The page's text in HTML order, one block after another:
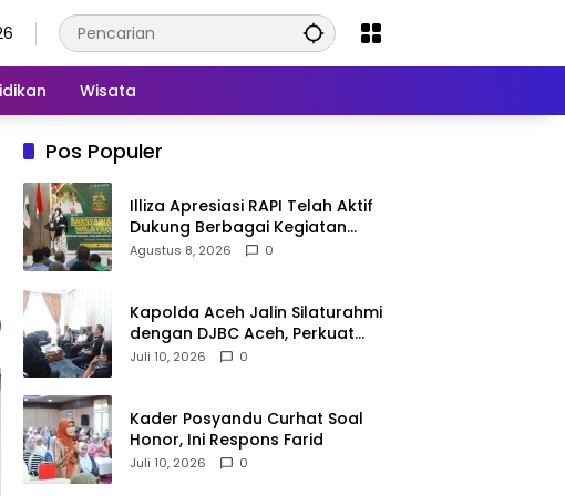
Wisata
Pos Populer
Illiza Apresiasi RAPI Telah Aktif
Dukung Berbagai Kegiatan
Pemko Banda Aceh
Agustus 8, 2026 0
Kapolda Aceh Jalin Silaturahmi
dengan DJBC Aceh, Perkuat
Sinergi Penegakan Hukum
Juli 10, 2026 0
Kader Posyandu Curhat Soal
Honor, Ini Respons Farid
Juli 10, 2026 0